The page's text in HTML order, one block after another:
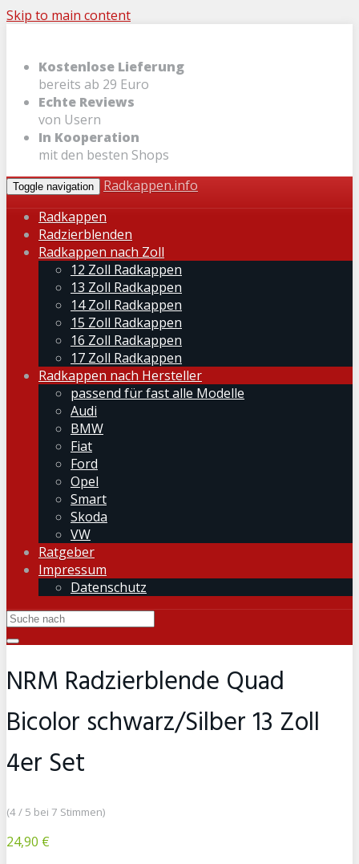
Skip to main content
Kostenlose Lieferung
bereits ab 29 Euro
Echte Reviews
von Usern
In Kooperation
mit den besten Shops
Toggle navigation
Radkappen.info
Radkappen
Radzierblenden
Radkappen nach Zoll
12 Zoll Radkappen
13 Zoll Radkappen
14 Zoll Radkappen
15 Zoll Radkappen
16 Zoll Radkappen
17 Zoll Radkappen
Radkappen nach Hersteller
passend für fast alle Modelle
Audi
BMW
Fiat
Ford
Opel
Smart
Skoda
VW
Ratgeber
Impressum
Datenschutz
NRM Radzierblende Quad
Bicolor schwarz/Silber 13 Zoll
4er Set
(4 / 5 bei 7 Stimmen)
24,90 €